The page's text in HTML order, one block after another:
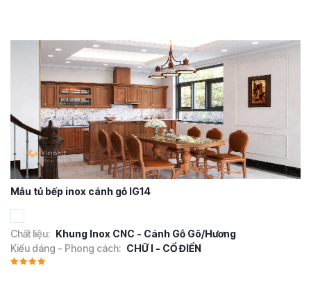
Mẫu tủ bếp inox cánh gỗ IG14
Chất liệu: Khung Inox CNC - Cánh Gỗ Gõ/Hương
Kiểu dáng - Phong cách: CHỮ I - CỔ ĐIỂN